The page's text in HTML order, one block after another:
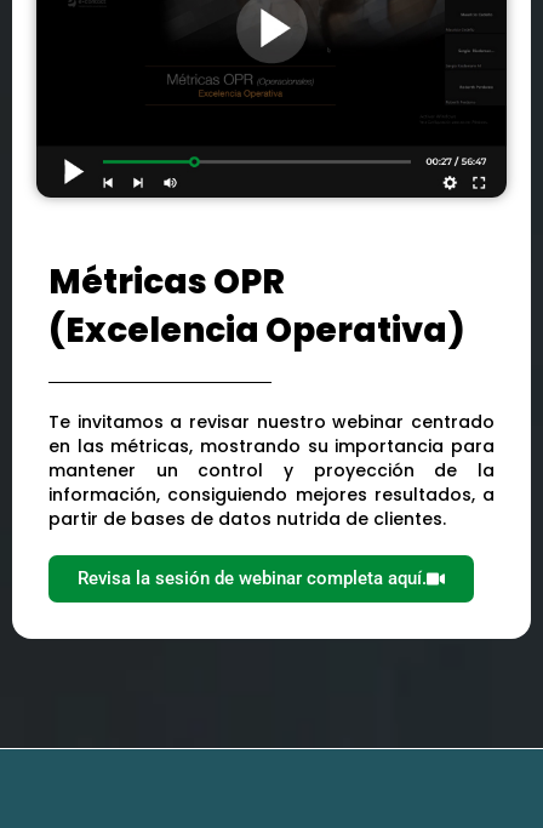
Métricas OPR
(Excelencia Operativa)
Te invitamos a revisar nuestro webinar centrado
en las métricas, mostrando su importancia para
mantener un control y proyección de la
información, consiguiendo mejores resultados, a
partir de bases de datos nutrida de clientes.
Revisa la sesión de webinar completa aquí.